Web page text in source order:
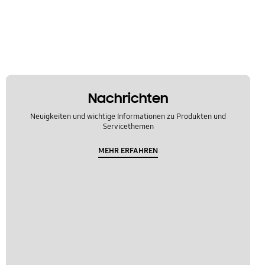
Nachrichten
Neuigkeiten und wichtige Informationen zu Produkten und
Servicethemen
MEHR ERFAHREN